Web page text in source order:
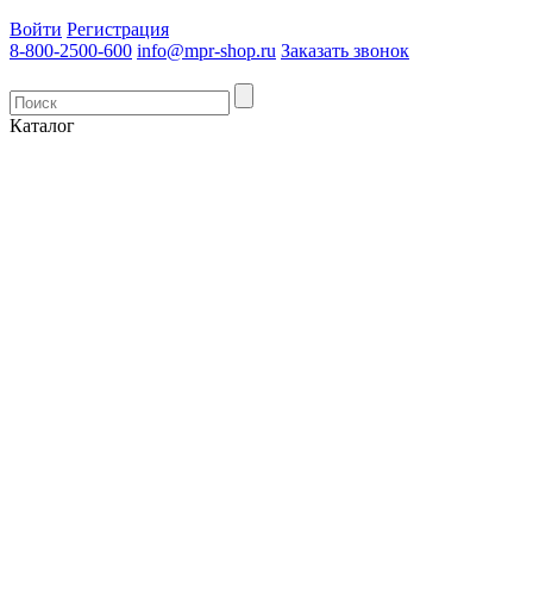
Войти Регистрация
8-800-2500-600 info@mpr-shop.ru Заказать звонок
Каталог